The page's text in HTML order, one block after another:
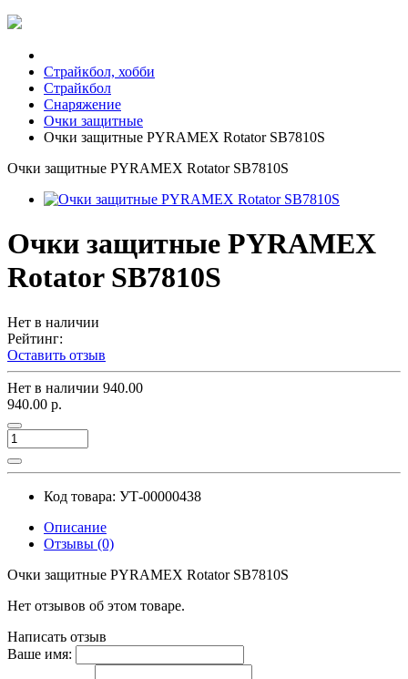
Страйкбол, хобби
Страйкбол
Снаряжение
Очки защитные
Очки защитные PYRAMEX Rotator SB7810S
Очки защитные PYRAMEX Rotator SB7810S
Очки защитные PYRAMEX
Rotator SB7810S
Нет в наличии
Рейтинг:
Оставить отзыв
Нет в наличии 940.00
940.00 р.
Код товара: УТ-00000438
Описание
Отзывы (0)
Очки защитные PYRAMEX Rotator SB7810S
Нет отзывов об этом товаре.
Написать отзыв
Ваше имя: